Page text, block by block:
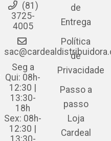
(81)
3725-
4005
Seg a
Qui: 08h-
12:30 |
13:30-
18h
Sex: 08h-
12:30 |
13:30-
de
Entrega
Política
de
Privacidade
Passo a
passo
Loja
Cardeal